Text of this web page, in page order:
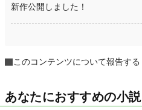
新作公開しました！
このコンテンツについて報告する
あなたにおすすめの小説